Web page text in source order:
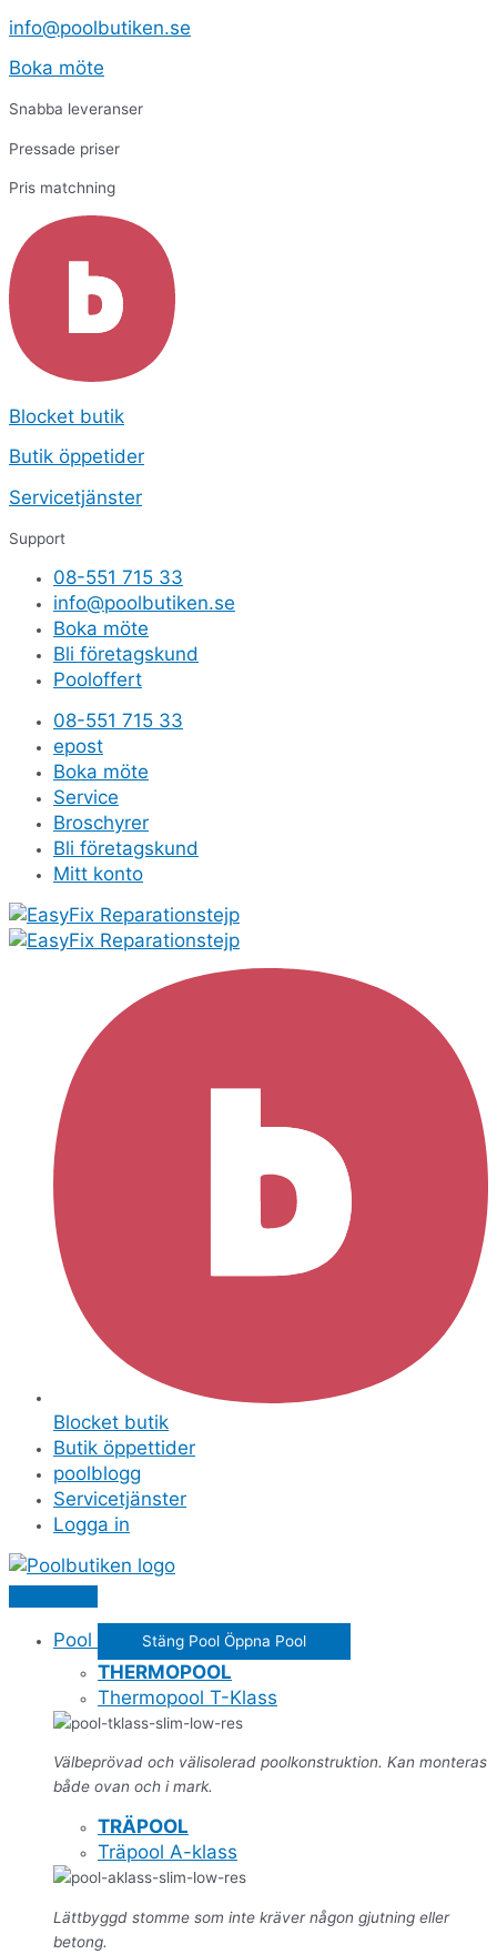
till
innehåll
info@poolbutiken.se
Boka möte
Snabba leveranser
Pressade priser
Pris matchning
Blocket butik
Butik öppetider
Servicetjänster
Support
08-551 715 33
info@poolbutiken.se
Boka möte
Bli företagskund
Pooloffert
08-551 715 33
epost
Boka möte
Service
Broschyrer
Bli företagskund
Mitt konto
Blocket butik
Butik öppettider
poolblogg
Servicetjänster
Logga in
Pool Stäng Pool Öppna Pool
THERMOPOOL
Thermopool T-Klass
Välbeprövad och välisolerad poolkonstruktion. Kan monteras
både ovan och i mark.
TRÄPOOL
Träpool A-klass
Lättbyggd stomme som inte kräver någon gjutning eller
betong.
till
fläktmotor
mängd